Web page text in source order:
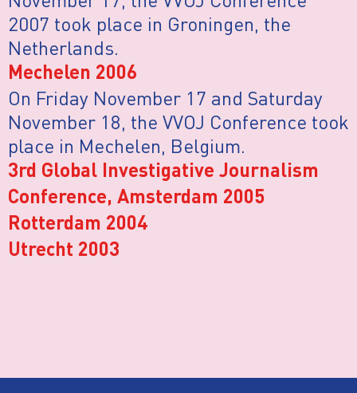
2007 took place in Groningen, the
Netherlands.
Mechelen 2006
On Friday November 17 and Saturday
November 18, the VVOJ Conference took
place in Mechelen, Belgium.
3rd Global Investigative Journalism
Conference, Amsterdam 2005
Rotterdam 2004
Utrecht 2003